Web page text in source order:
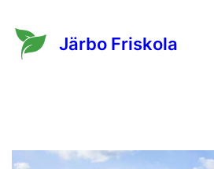
Järbo Friskola